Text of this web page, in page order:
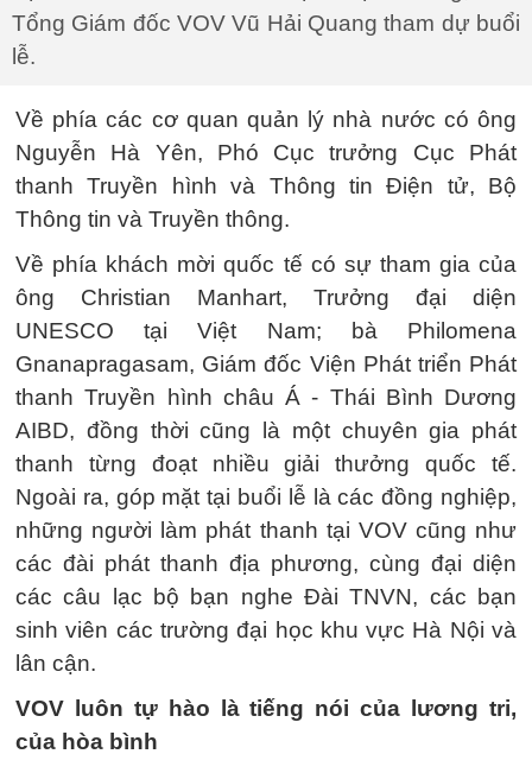
Tổng Giám đốc VOV Vũ Hải Quang tham dự buổi
lễ.
Về phía các cơ quan quản lý nhà nước có ông
Nguyễn Hà Yên, Phó Cục trưởng Cục Phát
thanh Truyền hình và Thông tin Điện tử, Bộ
Thông tin và Truyền thông.
Về phía khách mời quốc tế có sự tham gia của
ông Christian Manhart, Trưởng đại diện
UNESCO tại Việt Nam; bà Philomena
Gnanapragasam, Giám đốc Viện Phát triển Phát
thanh Truyền hình châu Á - Thái Bình Dương
AIBD, đồng thời cũng là một chuyên gia phát
thanh từng đoạt nhiều giải thưởng quốc tế.
Ngoài ra, góp mặt tại buổi lễ là các đồng nghiệp,
những người làm phát thanh tại VOV cũng như
các đài phát thanh địa phương, cùng đại diện
các câu lạc bộ bạn nghe Đài TNVN, các bạn
sinh viên các trường đại học khu vực Hà Nội và
lân cận.
VOV luôn tự hào là tiếng nói của lương tri,
của hòa bình